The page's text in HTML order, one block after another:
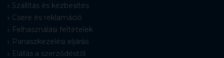
Szállítás és kézbesítés
Csere és reklamáció
Felhasználási feltételek
Panaszkezelési eljárás
Elállás a szerződéstől